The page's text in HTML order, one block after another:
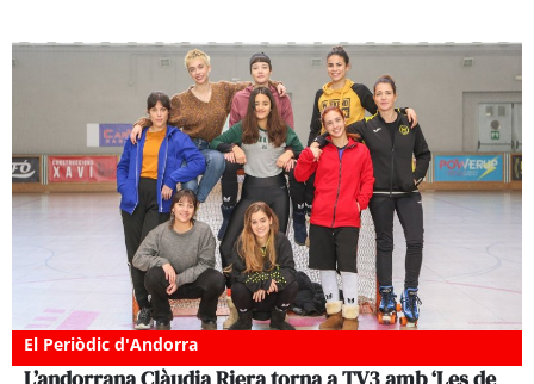
El Periòdic d'Andorra